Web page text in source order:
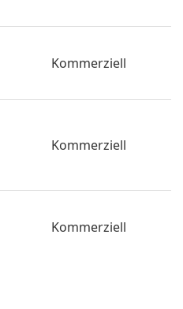
Kommerziell
Kommerziell
Kommerziell